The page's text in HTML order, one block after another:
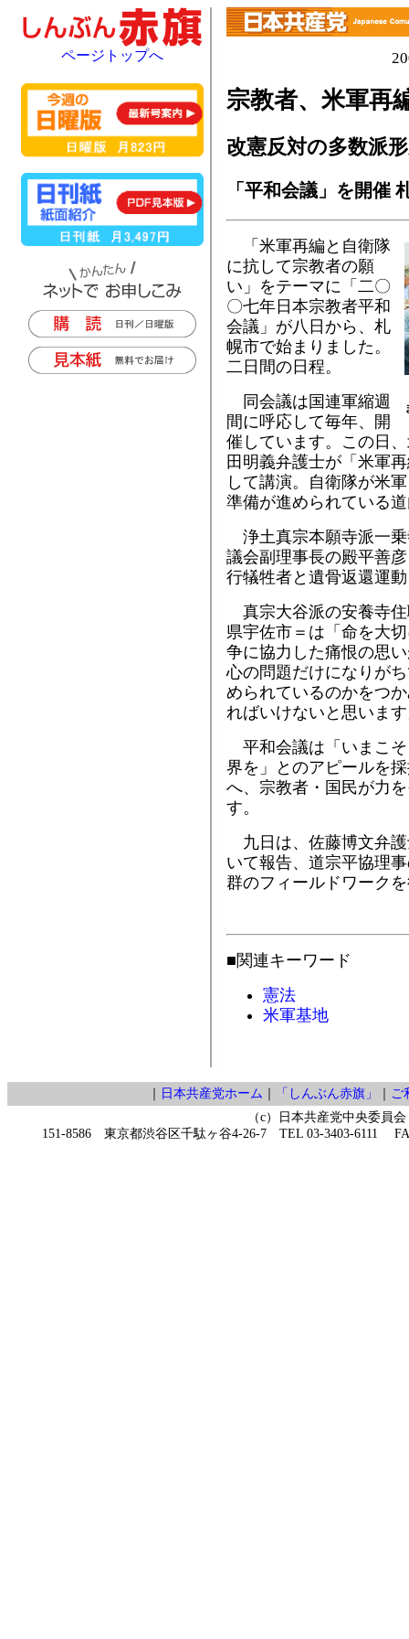
宗教者、米軍再
改憲反対の多数派
「平和会議」を開催
「米軍再編と自衛隊
に抗して宗教者の願
い」をテーマに「二〇
〇七年日本宗教者平和
会議」が八日から、札
幌市で始まりました。
二日間の日程。
同会議は国連軍縮週
間に呼応して毎年、開
催しています。この日
田明義弁護士が「米軍
して講演。自衛隊が米
準備が進められている
浄土真宗本願寺派一
議会副理事長の殿平善
行犠牲者と遺骨返還運
真宗大谷派の安養寺
県宇佐市＝は「命を大
争に協力した痛恨の思
心の問題だけになりが
められているのかをつ
ればいけないと思いま
平和会議は「いまこ
界を」とのアピールを
へ、宗教者・国民が力
す。
九日は、佐藤博文弁
いて報告、道宗平協理
群のフィールドワーク
■関連キーワード
憲法
米軍基地
ページトップへ
日本共産党ホーム 「しんぶん赤旗」
ご
（c）日本共産党中央委員会
151-8586 東京都渋谷区千駄ヶ谷4-26-7 TEL 03-3403-6111